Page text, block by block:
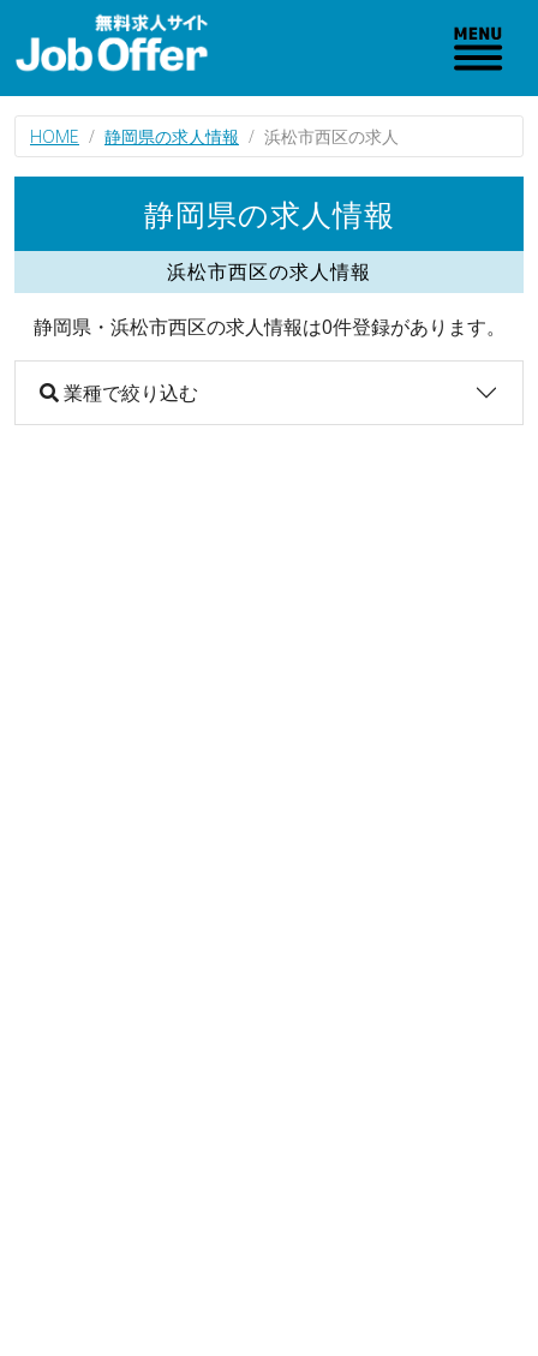
HOME 静岡県の求人情報 浜松市西区の求人
静岡県の求人情報
浜松市西区の求人情報
静岡県・浜松市西区の求人情報は0件登録があります。
業種で絞り込む